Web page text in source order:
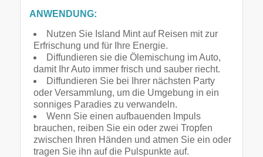
ANWENDUNG:
Nutzen Sie Island Mint auf Reisen mit zur
Erfrischung und für Ihre Energie.
Diffundieren sie die Ölemischung im Auto,
damit Ihr Auto immer frisch und sauber riecht.
Diffundieren Sie bei Ihrer nächsten Party
oder Versammlung, um die Umgebung in ein
sonniges Paradies zu verwandeln.
Wenn Sie einen aufbauenden Impuls
brauchen, reiben Sie ein oder zwei Tropfen
zwischen Ihren Händen und atmen Sie ein oder
tragen Sie ihn auf die Pulspunkte auf.